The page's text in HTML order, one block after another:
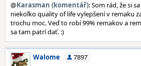
@Karasman (komentář): Som rád, že si
niekoľko quality of life vylepšení v remaku
trochu moc. Veď to robí 99% remakov a
sa tam patrí dať. :)
Walome
7897